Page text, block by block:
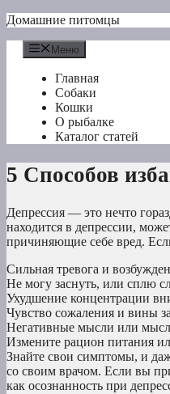
Перейти
содержимому
Домашние питомцы
Меню
Главная
Собаки
Кошки
О рыбалке
Каталог статей
5 Способов
Депрессия — это нечто
находится в депрессии,
причиняющие себе вред.
Сильная тревога и
Не могу заснуть, или сплю
Ухудшение концентрации
Чувство сожаления и вины
Негативные мысли или
Измените рацион питания
Знайте свои симптомы, и
со своим врачом. Если вы
как осознанность при